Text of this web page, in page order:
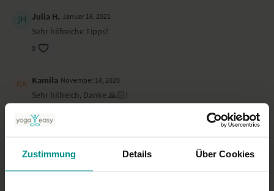
Zustimmung Details Über Cookies
Julia H. Januar 16, 2021
Sehr hilfreiche Tipps!
0
Kamila November 14, 2020
Sehr hilfreich, Danke 🙏🏻!
Hilfreich für junge Mamas